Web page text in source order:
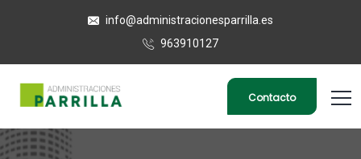
info@administracionesparrilla.es
963910127
Contacto